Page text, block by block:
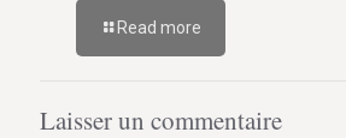
Read more
Laisser un commentaire